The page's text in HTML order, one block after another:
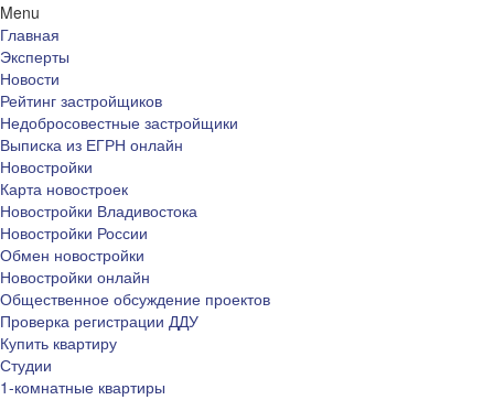
Menu
Главная
Эксперты
Новости
Рейтинг застройщиков
Недобросовестные застройщики
Выписка из ЕГРН онлайн
Новостройки
Карта новостроек
Новостройки Владивостока
Новостройки России
Обмен новостройки
Новостройки онлайн
Общественное обсуждение проектов
Проверка регистрации ДДУ
Купить квартиру
Студии
1-комнатные квартиры